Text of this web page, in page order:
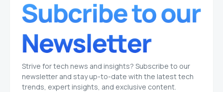
Strive for tech news and insights? Subscribe to our
newsletter and stay up-to-date with the latest tech
trends, expert insights, and exclusive content.